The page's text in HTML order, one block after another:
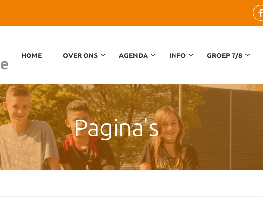
HOME OVER ONS AGENDA INFO GROEP 7/8
Pagina's